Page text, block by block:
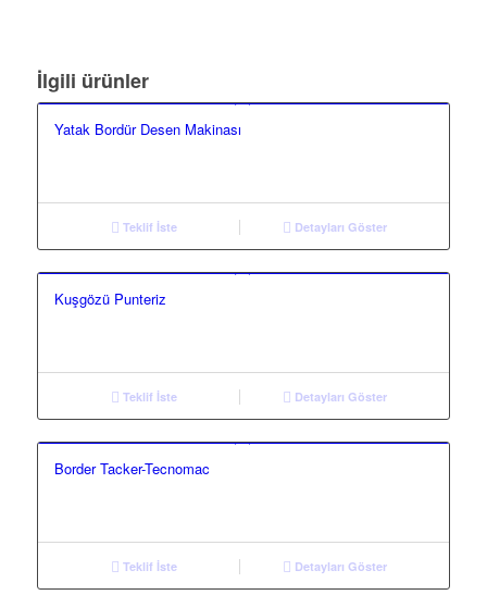
İlgili ürünler
Yatak Bordür Desen Makinası
Teklif İste Detayları Göster
Kuşgözü Punteriz
Teklif İste Detayları Göster
Border Tacker-Tecnomac
Teklif İste Detayları Göster